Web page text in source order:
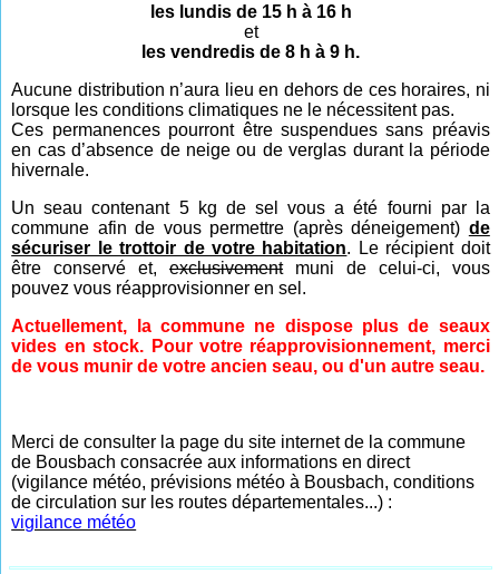
les lundis de 15 h à 16 h
et
les vendredis de 8 h à 9 h.
Aucune distribution n’aura lieu en dehors de ces horaires, ni
lorsque les conditions climatiques ne le nécessitent pas.
Ces permanences pourront être suspendues sans préavis
en cas d’absence de neige ou de verglas durant la période
hivernale.
Un seau contenant 5 kg de sel vous a été fourni par la
commune afin de vous permettre (après déneigement) de
sécuriser le trottoir de votre habitation. Le récipient doit
être conservé et,exclusivementmuni de celui-ci, vous
pouvez vous réapprovisionner en sel.
Actuellement, la commune ne dispose plus de seaux
vides en stock. Pour votre réapprovisionnement, merci
de vous munir de votre ancien seau, ou d'un autre seau.
Merci de consulter la page du site internet de la commune
de Bousbach consacrée aux informations en direct
(vigilance météo, prévisions météo à Bousbach, conditions
de circulation sur les routes départementales...) :
vigilance météo